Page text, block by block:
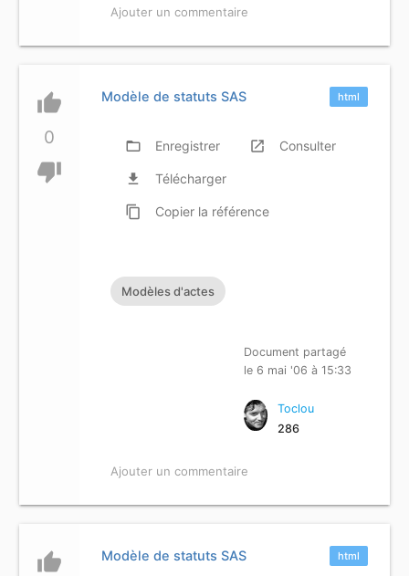
Ajouter un commentaire
thumb_up
0
thumb_down
html
Modèle de statuts SAS
folder_open Enregistrer launch Consulter
file_download Télécharger
content_copy Copier la référence
Modèles d'actes
Document partagé
le 6 mai '06 à 15:33
Toclou
286
Ajouter un commentaire
thumb_up html
Modèle de statuts SAS